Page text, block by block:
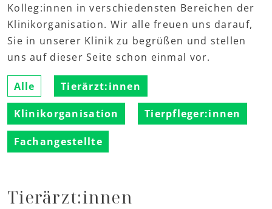
Kolleg:innen in verschiedensten Bereichen der
Klinikorganisation. Wir alle freuen uns darauf,
Sie in unserer Klinik zu begrüßen und stellen
uns auf dieser Seite schon einmal vor.
Alle Tierärzt:innen
Klinikorganisation Tierpfleger:innen
Fachangestellte
Tierärzt:innen